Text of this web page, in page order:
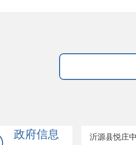
政府信息
沂源县悦庄